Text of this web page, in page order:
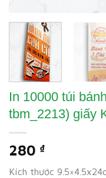
In 10000 túi
tbm_2213) giấy
280 ₫
Kích thước